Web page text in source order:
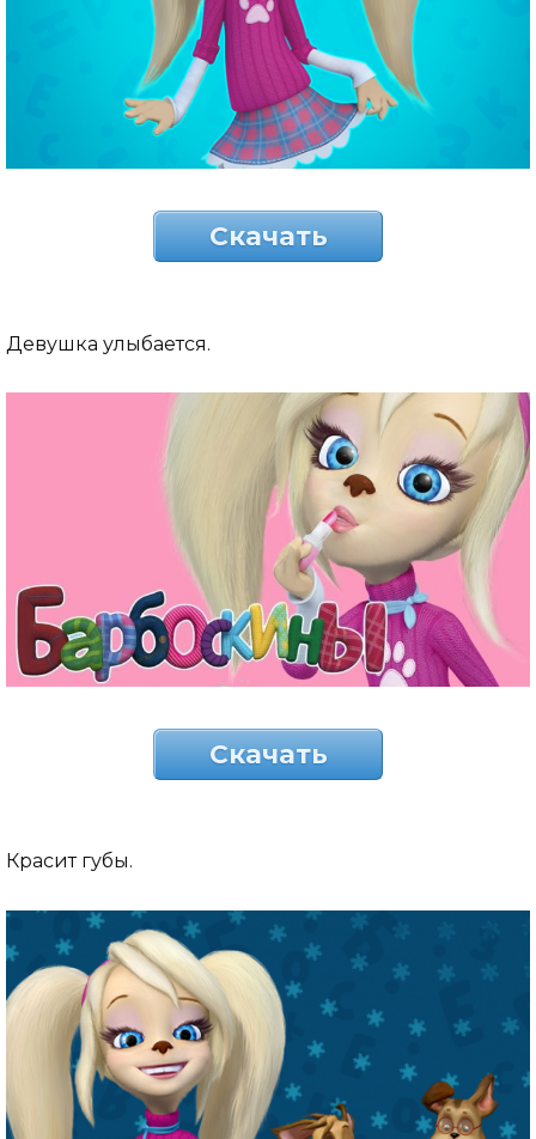
Скачать
Девушка улыбается.
Скачать
Красит губы.